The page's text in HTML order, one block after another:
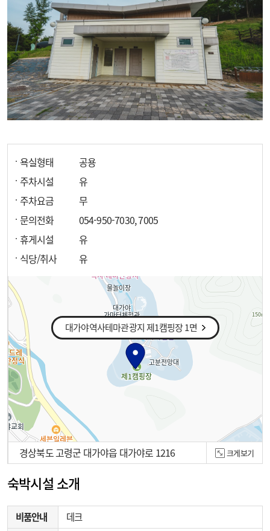
욕실형태
공용
주차시설
유
주차요금
무
문의전화
054-950-7030, 7005
휴게시설
유
식당/취사
유
대가야역사테마관광지 제1캠핑장 1면
100m
경상북도 고령군 대가야읍 대가야로 1216 크게보기
숙박시설 소개
비품안내 데크